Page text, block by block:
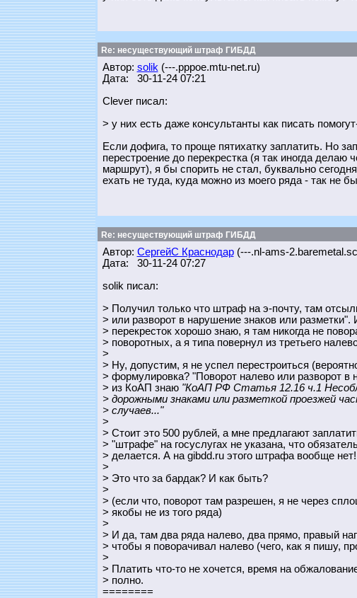
Re: несуществующий штраф ГИБДД
Автор: solik (---.pppoe.mtu-net.ru)
Дата: 30-11-24 07:21
Clever писал:
> у них есть даже консультанты как писать
Если дофига, то проще пятихатку заплатить. Но
перестроение до перекрестка (я так иногда
маршрут), я бы спорить не стал, буквально
ехать не туда, куда можно из моего ряда - так не
Re: несуществующий штраф ГИБДД
Автор: СергейС Краснодар(---.nl-ams-
Дата: 30-11-24 07:27
solik писал:
> Получил только что штраф на э-почту, там
> или разворот в нарушение знаков или
> перекресток хорошо знаю, я там никогда не
> поворотных, а я типа повернул из третьего
>
> Ну, допустим, я не успел перестроиться
> формулировка? "Поворот налево или разворот в
> из КоАП знаю "КоАП РФ Статья 12.16 ч.1
> дорожными знаками или разметкой проезжей
> случаев..."
>
> Стоит это 500 рублей, а мне предлагают
> "штрафе" на госуслугах не указана, что
> делается. А на gibdd.ru этого штрафа вообще нет!
>
> Это что за бардак? И как быть?
>
> (если что, поворот там разрешен, я не через
> якобы не из того ряда)
>
> И да, там два ряда налево, два прямо, правый
> чтобы я поворачивал налево (чего, как я пишу,
>
> Платить что-то не хочется, время на
> полно.
========